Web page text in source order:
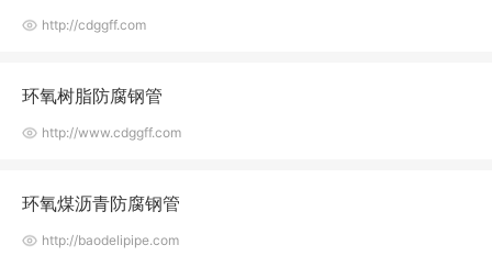
http://cdggff.com
环氧树脂防腐钢管
http://www.cdggff.com
环氧煤沥青防腐钢管
http://baodelipipe.com